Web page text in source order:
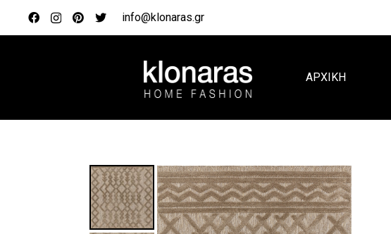
info@klonaras.gr
ΑΡΧΙΚΗ